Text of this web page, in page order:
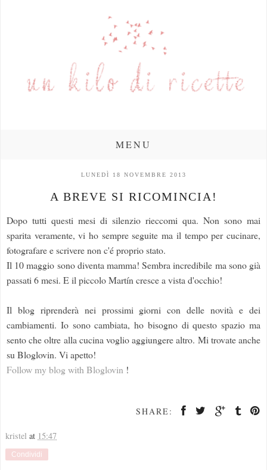
MENU
LUNEDÌ 18 NOVEMBRE 2013
A BREVE SI RICOMINCIA!
Dopo tutti questi mesi di silenzio rieccomi qua. Non sono mai
sparita veramente, vi ho sempre seguite ma il tempo per cucinare,
fotografare e scrivere non c'é proprio stato.
Il 10 maggio sono diventa mamma! Sembra incredibile ma sono già
passati 6 mesi. E il piccolo Martín cresce a vista d'occhio!
Il blog riprenderà nei prossimi giorni con delle novità e dei
cambiamenti. Io sono cambiata, ho bisogno di questo spazio ma
sento che oltre alla cucina voglio aggiungere altro. Mi trovate anche
su Bloglovin. Vi apetto!
Follow my blog with Bloglovin !
SHARE:
kristel at 15:47
Condividi